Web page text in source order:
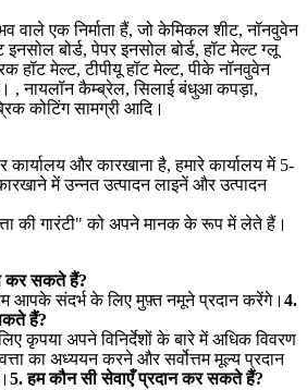
वाले एक निर्माता हैं, जो केमिकल शीट, नॉनवुवेन
इनसोल बोर्ड, पेपर इनसोल बोर्ड, हॉट मेल्ट ग्लू
हॉट मेल्ट, टीपीयू हॉट मेल्ट, पीके नॉनवुवेन
, नायलॉन कैम्ब्रेल, सिलाई बंधुआ कपड़ा,
कोटिंग सामग्री आदि।
कार्यालय और कारखाना है, हमारे कार्यालय में 5-
में उन्नत उत्पादन लाइनें और उत्पादन
की गारंटी" को अपने मानक के रूप में लेते हैं।
कर सकते हैं?
आपके संदर्भ के लिए मुफ़्त नमूने प्रदान करेंगे। 4.
हैं?
कृपया अपने विनिर्देशों के बारे में अधिक विवरण
का अध्ययन करने और सर्वोत्तम मूल्य प्रदान
5. हम कौन सी सेवाएँ प्रदान कर सकते हैं?